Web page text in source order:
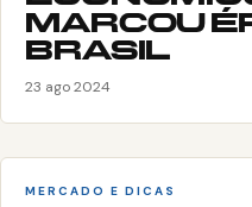
MARCOU
BRASIL
23 ago 2024
MERCADO E DICAS